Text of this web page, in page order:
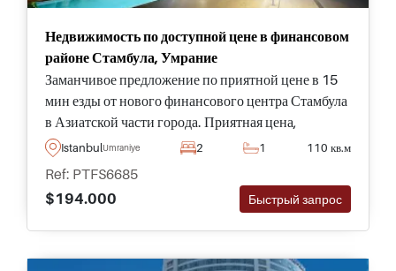
Недвижимость по доступной цене в финансовом
районе Стамбула, Умрание
Заманчивое предложение по приятной цене в 15
мин езды от нового финансового центра Стамбула
в Азиатской части города. Приятная цена,
Азиатская сторона и развивающийся район.
IstanbulUmraniye 2 1 110 кв.м
Ref: PTFS6685
$194.000
Быстрый запрос